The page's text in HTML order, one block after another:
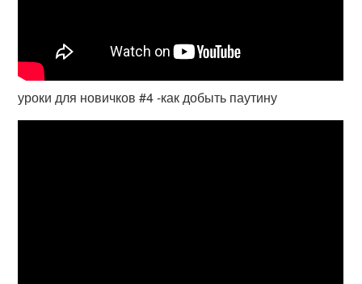
уроки для новичков #4 -как добыть паутину